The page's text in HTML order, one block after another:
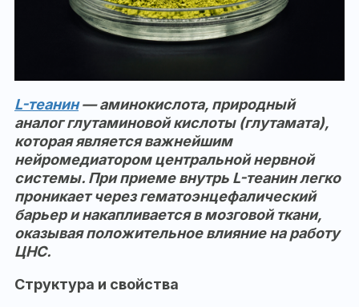
L-теанин— аминокислота, природный
аналог глутаминовой кислоты (глутамата),
которая является важнейшим
нейромедиатором центральной нервной
системы. При приеме внутрь L-теанин легко
проникает через гематоэнцефалический
барьер и накапливается в мозговой ткани,
оказывая положительное влияние на работу
ЦНС.
Структура и свойства